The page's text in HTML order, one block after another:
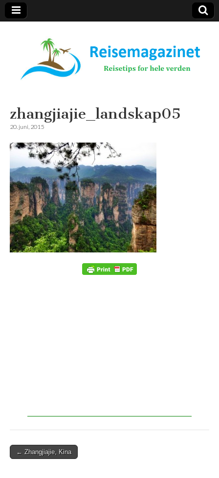
Reisemagazinet
zhangjiajie_landskap05
20. juni, 2015
Post navigation
← Zhangjiajie, Kina